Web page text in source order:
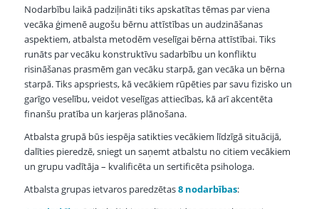
Nodarbību laikā padziļināti tiks apskatītas tēmas par viena
vecāka ģimenē augošu bērnu attīstības un audzināšanas
aspektiem, atbalsta metodēm veselīgai bērna attīstībai. Tiks
runāts par vecāku konstruktīvu sadarbību un konfliktu
risināšanas prasmēm gan vecāku starpā, gan vecāka un bērna
starpā. Tiks apspriests, kā vecākiem rūpēties par savu fizisko un
garīgo veselību, veidot veselīgas attiecības, kā arī akcentēta
finanšu pratība un karjeras plānošana.
Atbalsta grupā būs iespēja satikties vecākiem līdzīgā situācijā,
dalīties pieredzē, sniegt un saņemt atbalstu no citiem vecākiem
un grupu vadītāja – kvalificēta un sertificēta psihologa.
Atbalsta grupas ietvaros paredzētas8 nodarbības: